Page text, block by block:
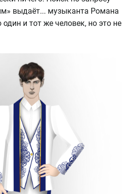
выдаёт... музыканта Романа
и тот же человек, но это не